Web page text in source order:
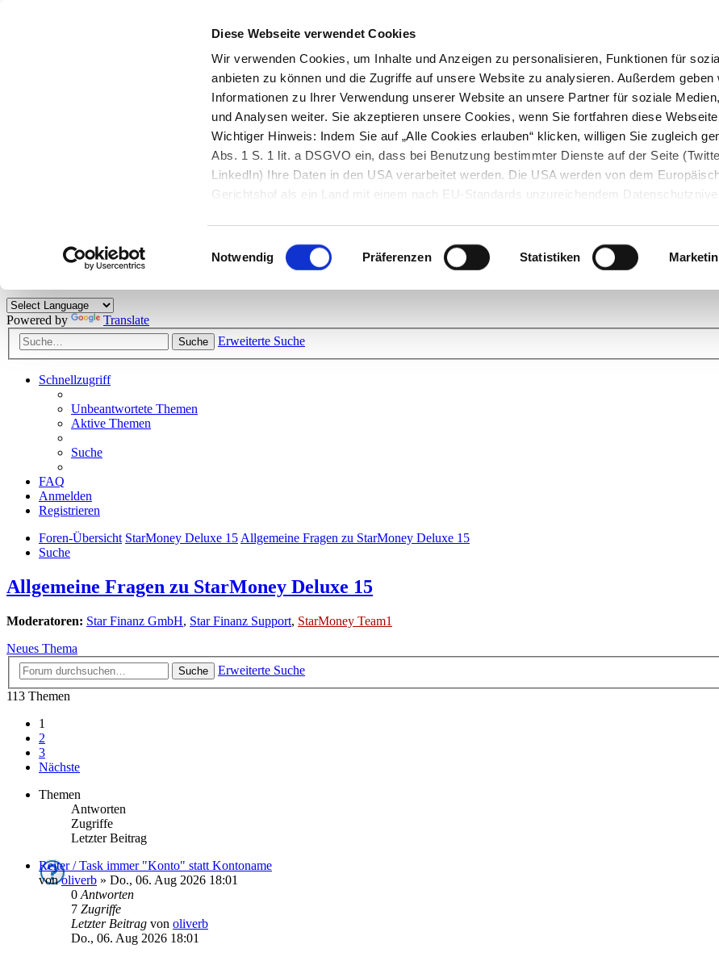
Diese Webseite verwendet Cookies
Wir verwenden Cookies, um Inhalte und Anzeigen zu personalisieren, Funktionen für
anbieten zu können und die Zugriffe auf unsere Website zu analysieren. Außerdem geben
Informationen zu Ihrer Verwendung unserer Website an unsere Partner für soziale
und Analysen weiter. Sie akzeptieren unsere Cookies, wenn Sie fortfahren diese
Wichtiger Hinweis: Indem Sie auf „Alle Cookies erlauben“ klicken, willigen Sie zugleich
Abs. 1 S. 1 lit. a DSGVO ein, dass bei Benutzung bestimmter Dienste auf der Seite
LinkedIn) Ihre Daten in den USA verarbeitet werden. Die USA werden von dem
Gerichtshof als ein Land mit einem nach EU-Standards unzureichendem
Einwilligungsauswahl
Notwendig Präferenzen Statistiken
Herzlich willkommen!
Kunden viele nützliche Hilfestellungen und interessante Tipps und Tricks. Stellen Sie Ihre Fragen und helfen Sie mit Ihrem Wissen anderen
Powered by Translate
Suche Erweiterte Suche
Schnellzugriff
Unbeantwortete Themen
Aktive Themen
Suche
FAQ
Anmelden
Registrieren
Foren-Übersicht StarMoney Deluxe 15Allgemeine Fragen zu StarMoney Deluxe 15
Suche
Allgemeine Fragen zu StarMoney Deluxe 15
Moderatoren: Star Finanz GmbH, Star Finanz Support, StarMoney Team1
Neues Thema
Suche
Erweiterte Suche
113 Themen
1
2
3
Nächste
Themen
Antworten
Zugriffe
Letzter Beitrag
Reiter / Task immer "Konto" statt Kontoname
vonoliverb » Do., 06. Aug 2026 18:01
0 Antworten
7 Zugriffe
Letzter Beitrag von oliverb
Do., 06. Aug 2026 18:01